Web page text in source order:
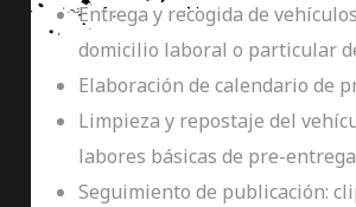
Entrega y recogida de
domicilio laboral o particular
Elaboración de calendario de
Limpieza y repostaje del
labores básicas de pre-entrega
Seguimiento de publicación: